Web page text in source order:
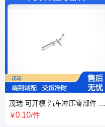
茂瑞 可开模 汽车冲压零部件 交
货准时 端到端配送
￥0.10/件